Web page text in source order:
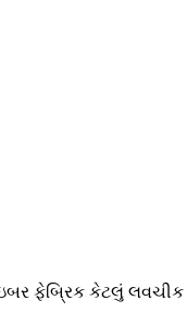
ફેબ્રિક કેટલું